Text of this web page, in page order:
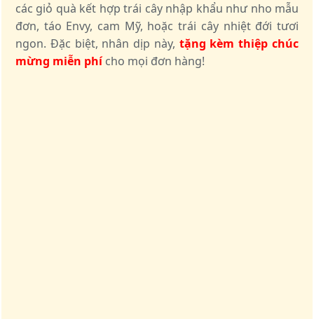
các giỏ quà kết hợp trái cây nhập khẩu như nho mẫu
đơn, táo Envy, cam Mỹ, hoặc trái cây nhiệt đới tươi
ngon. Đặc biệt, nhân dịp này, tặng kèm thiệp chúc
mừng miễn phícho mọi đơn hàng!